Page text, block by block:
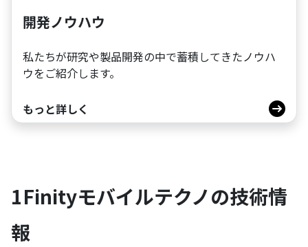
開発ノウハウ
私たちが研究や製品開発の中で蓄積してきたノウハ
ウをご紹介します。
もっと詳しく
1Finityモバイルテクノの技術情
報